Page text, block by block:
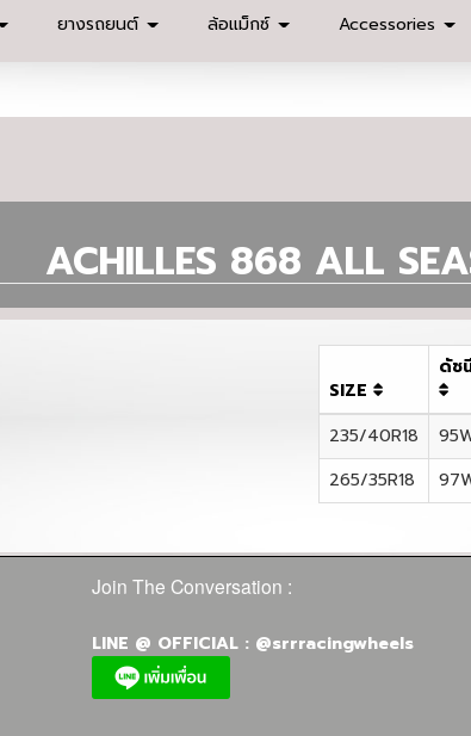
ยางรถยนต์ ล้อแม็กซ์ Accessories
ACHILLES 868 ALL
SIZE
ดัช
235/40R18
265/35R18
Join The Conversation :
LINE @ OFFICIAL : @srrracingwheels